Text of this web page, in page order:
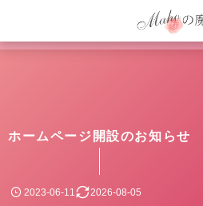
ホームページ開設のお知らせ
2023-06-11 2026-08-05